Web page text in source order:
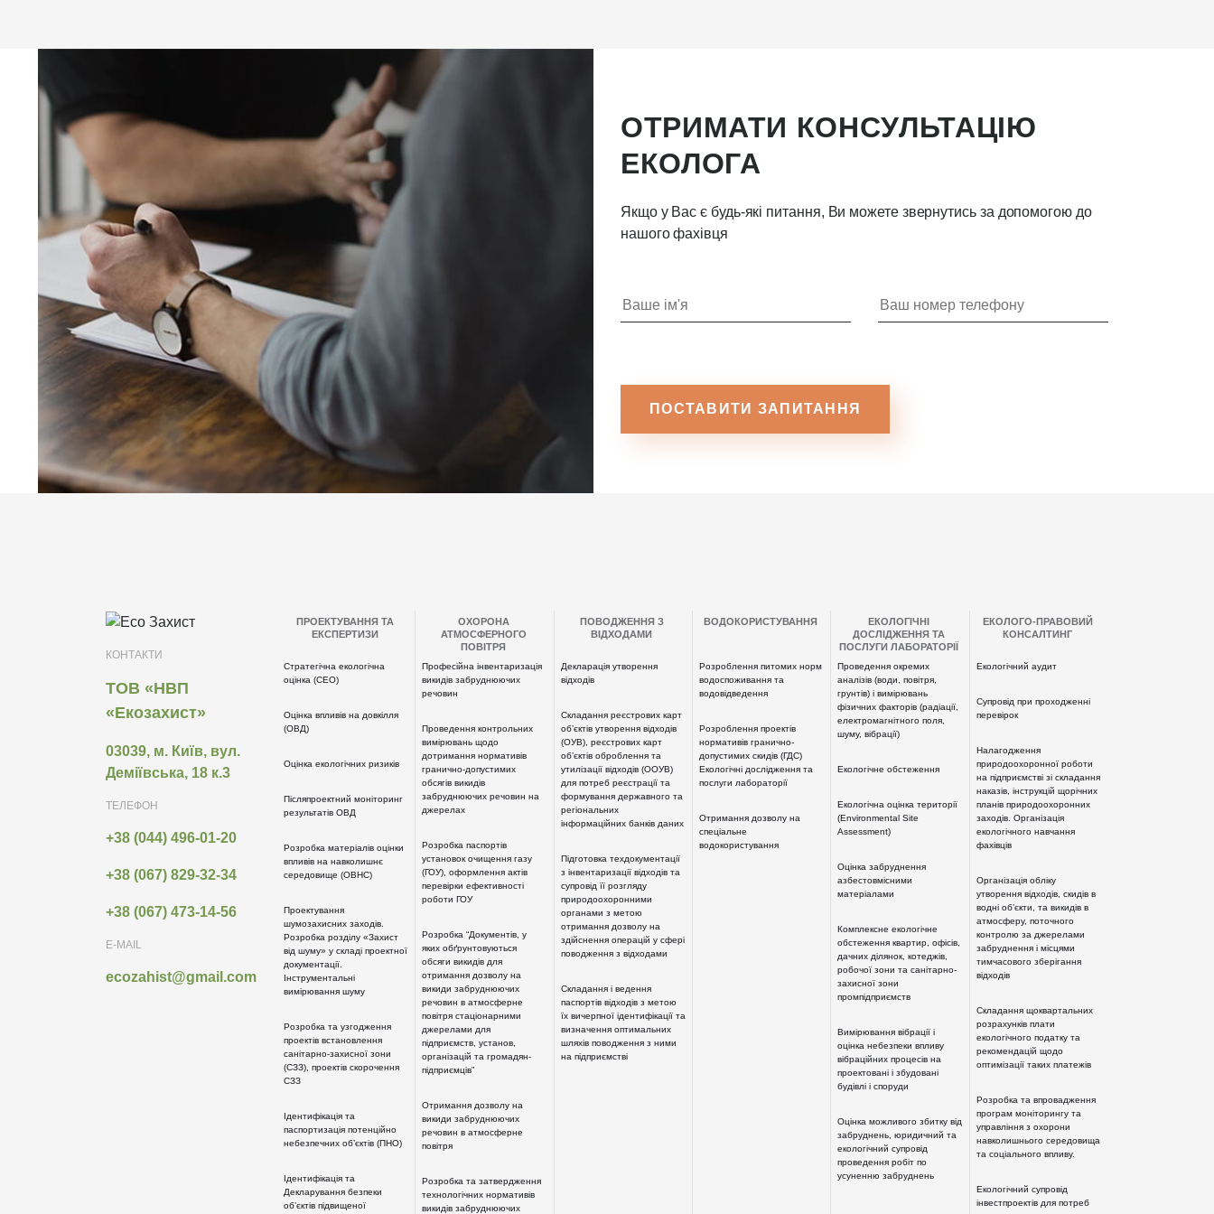
ОТРИМАТИ КОНСУЛЬТАЦІЮ
ЕКОЛОГА
Якщо у Вас є будь-які питання, Ви можете звернутись за допомогою до
нашого фахівця
ПРОЕКТУВАННЯ ТА
ЕКСПЕРТИЗИ
Стратегічна екологічна
оцінка (СЕО)
Оцінка впливів на довкілля
(ОВД)
Оцінка екологічних ризиків
Післяпроектний моніторинг
результатів ОВД
Розробка матеріалів оцінки
впливів на навколишнє
середовище (ОВНС)
Проектування
шумозахисних заходів.
Розробка розділу «Захист
від шуму» у складі проектної
документації.
Інструментальні
вимірювання шуму
Розробка та узгодження
проектів встановлення
санітарно-захисної зони
(СЗЗ), проектів скорочення
СЗЗ
Ідентифікація та
паспортизація потенційно
небезпечних об’єктів (ПНО)
Ідентифікація та
Декларування безпеки
об’єктів підвищеної
ОХОРОНА
АТМОСФЕРНОГО
ПОВІТРЯ
Професійна інвентаризація
викидів забруднюючих
речовин
Проведення контрольних
вимірювань щодо
дотримання нормативів
гранично-допустимих
обсягів викидів
забруднюючих речовин на
джерелах
Розробка паспортів
установок очищення газу
(ГОУ), оформлення актів
перевірки ефективності
роботи ГОУ
Розробка “Документів, у
яких обґрунтовуються
обсяги викидів для
отримання дозволу на
викиди забруднюючих
речовин в атмосферне
повітря стаціонарними
джерелами для
підприємств, установ,
організацій та громадян-
підприємців”
Отримання дозволу на
викиди забруднюючих
речовин в атмосферне
повітря
Розробка та затвердження
технологічних нормативів
викидів забруднюючих
ПОВОДЖЕННЯ З
ВІДХОДАМИ
Декларація утворення
відходів
Складання реєстрових карт
об’єктів утворення відходів
(ОУВ), реєстрових карт
об’єктів оброблення та
утилізації відходів (ООУВ)
для потреб реєстрації та
формування державного та
регіональних
інформаційних банків даних
Підготовка техдокументації
з інвентаризації відходів та
супровід її розгляду
природоохоронними
органами з метою
отримання дозволу на
здійснення операцій у сфері
поводження з відходами
Складання і ведення
паспортів відходів з метою
їх вичерпної ідентифікації та
визначення оптимальних
шляхів поводження з ними
на підприємстві
ВОДОКОРИСТУВАННЯ
Розроблення питомих норм
водоспоживання та
водовідведення
Розроблення проектів
нормативів гранично-
допустимих скидів (ГДС)
Екологічні дослідження та
послуги лабораторії
Отримання дозволу на
спеціальне
водокористування
ЕКОЛОГІЧНІ
ДОСЛІДЖЕННЯ ТА
ПОСЛУГИ ЛАБОРАТОРІЇ
Проведення окремих
аналізів (води, повітря,
грунтів) і вимірювань
фізичних факторів (радіації,
електромагнітного поля,
шуму, вібрації)
Екологічне обстеження
Екологічна оцінка території
(Environmental Site
Assessment)
Оцінка забруднення
азбестовмісними
матеріалами
Комплексне екологічне
обстеження квартир, офісів,
дачних ділянок, котеджів,
робочої зони та санітарно-
захисної зони
промпідприємств
Вимірювання вібрації і
оцінка небезпеки впливу
вібраційних процесів на
проектовані і збудовані
будівлі і споруди
Оцінка можливого збитку від
забруднень, юридичний та
екологічний супровід
проведення робіт по
усуненню забруднень
ЕКОЛОГО-ПРАВОВИЙ
КОНСАЛТИНГ
Екологічний аудит
Супровід при проходженні
перевірок
Налагодження
природоохоронної роботи
на підприємстві зі складання
наказів, інструкцій щорічних
планів природоохоронних
заходів. Організація
екологічного навчання
фахівців
Організація обліку
утворення відходів, скидів в
водні об’єкти, та викидів в
атмосферу, поточного
контролю за джерелами
забруднення і місцями
тимчасового зберігання
відходів
Складання щоквартальних
розрахунків плати
екологічного податку та
рекомендацій щодо
оптимізації таких платежів
Розробка та впровадження
програм моніторингу та
управління з охорони
навколишнього середовища
та соціального впливу.
Екологічний супровід
інвестпроектів для потреб
КОНТАКТИ
ТОВ «НВП
«Екозахист»
03039, м. Київ, вул.
Деміївська, 18 к.3
ТЕЛЕФОН
+38 (044) 496-01-20
+38 (067) 829-32-34
+38 (067) 473-14-56
E-MAIL
ecozahist@gmail.com